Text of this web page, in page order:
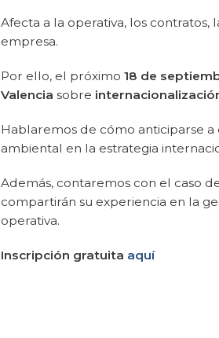
Afecta a la operativa, los
empresa.
Por ello, el próximo 18 de
Valencia sobre
Hablaremos de cómo anticiparse
ambiental en la estrategia
Además, contaremos con el caso
compartirán su experiencia en la
operativa.
Inscripción gratuita aquí